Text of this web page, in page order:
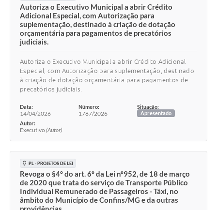
Autoriza o Executivo Municipal a abrir Crédito
Adicional Especial, com Autorização para
suplementação, destinado à criação de dotação
orçamentária para pagamentos de precatórios
judiciais.
Autoriza o Executivo Municipal a abrir Crédito Adicional
Especial, com Autorização para suplementação, destinado
à criação de dotação orçamentária para pagamentos de
precatórios judiciais.
Data:
14/04/2026
Número:
1787/2026
Situação:
Apresentado
Autor:
Executivo (Autor)
PL - PROJETOS DE LEI
Revoga o §4º do art. 6º da Lei nº952, de 18 de março
de 2020 que trata do serviço de Transporte Público
Individual Remunerado de Passageiros - Táxi, no
âmbito do Município de Confins/MG e da outras